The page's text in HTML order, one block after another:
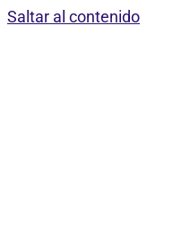
Saltar al contenido